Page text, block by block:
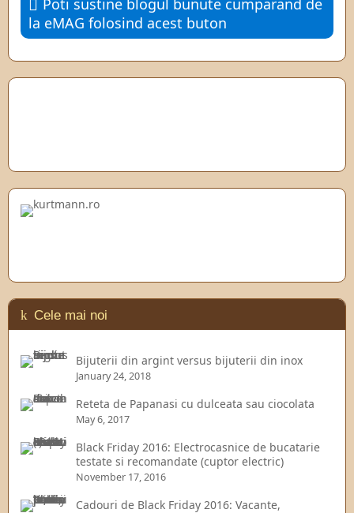
Poti sustine blogul bunute cumparand de
la eMAG folosind acest buton
Cele mai noi
Bijuterii din argint versus bijuterii din inox
January 24, 2018
Reteta de Papanasi cu dulceata sau ciocolata
May 6, 2017
Black Friday 2016: Electrocasnice de bucatarie
testate si recomandate (cuptor electric)
November 17, 2016
Cadouri de Black Friday 2016: Vacante,